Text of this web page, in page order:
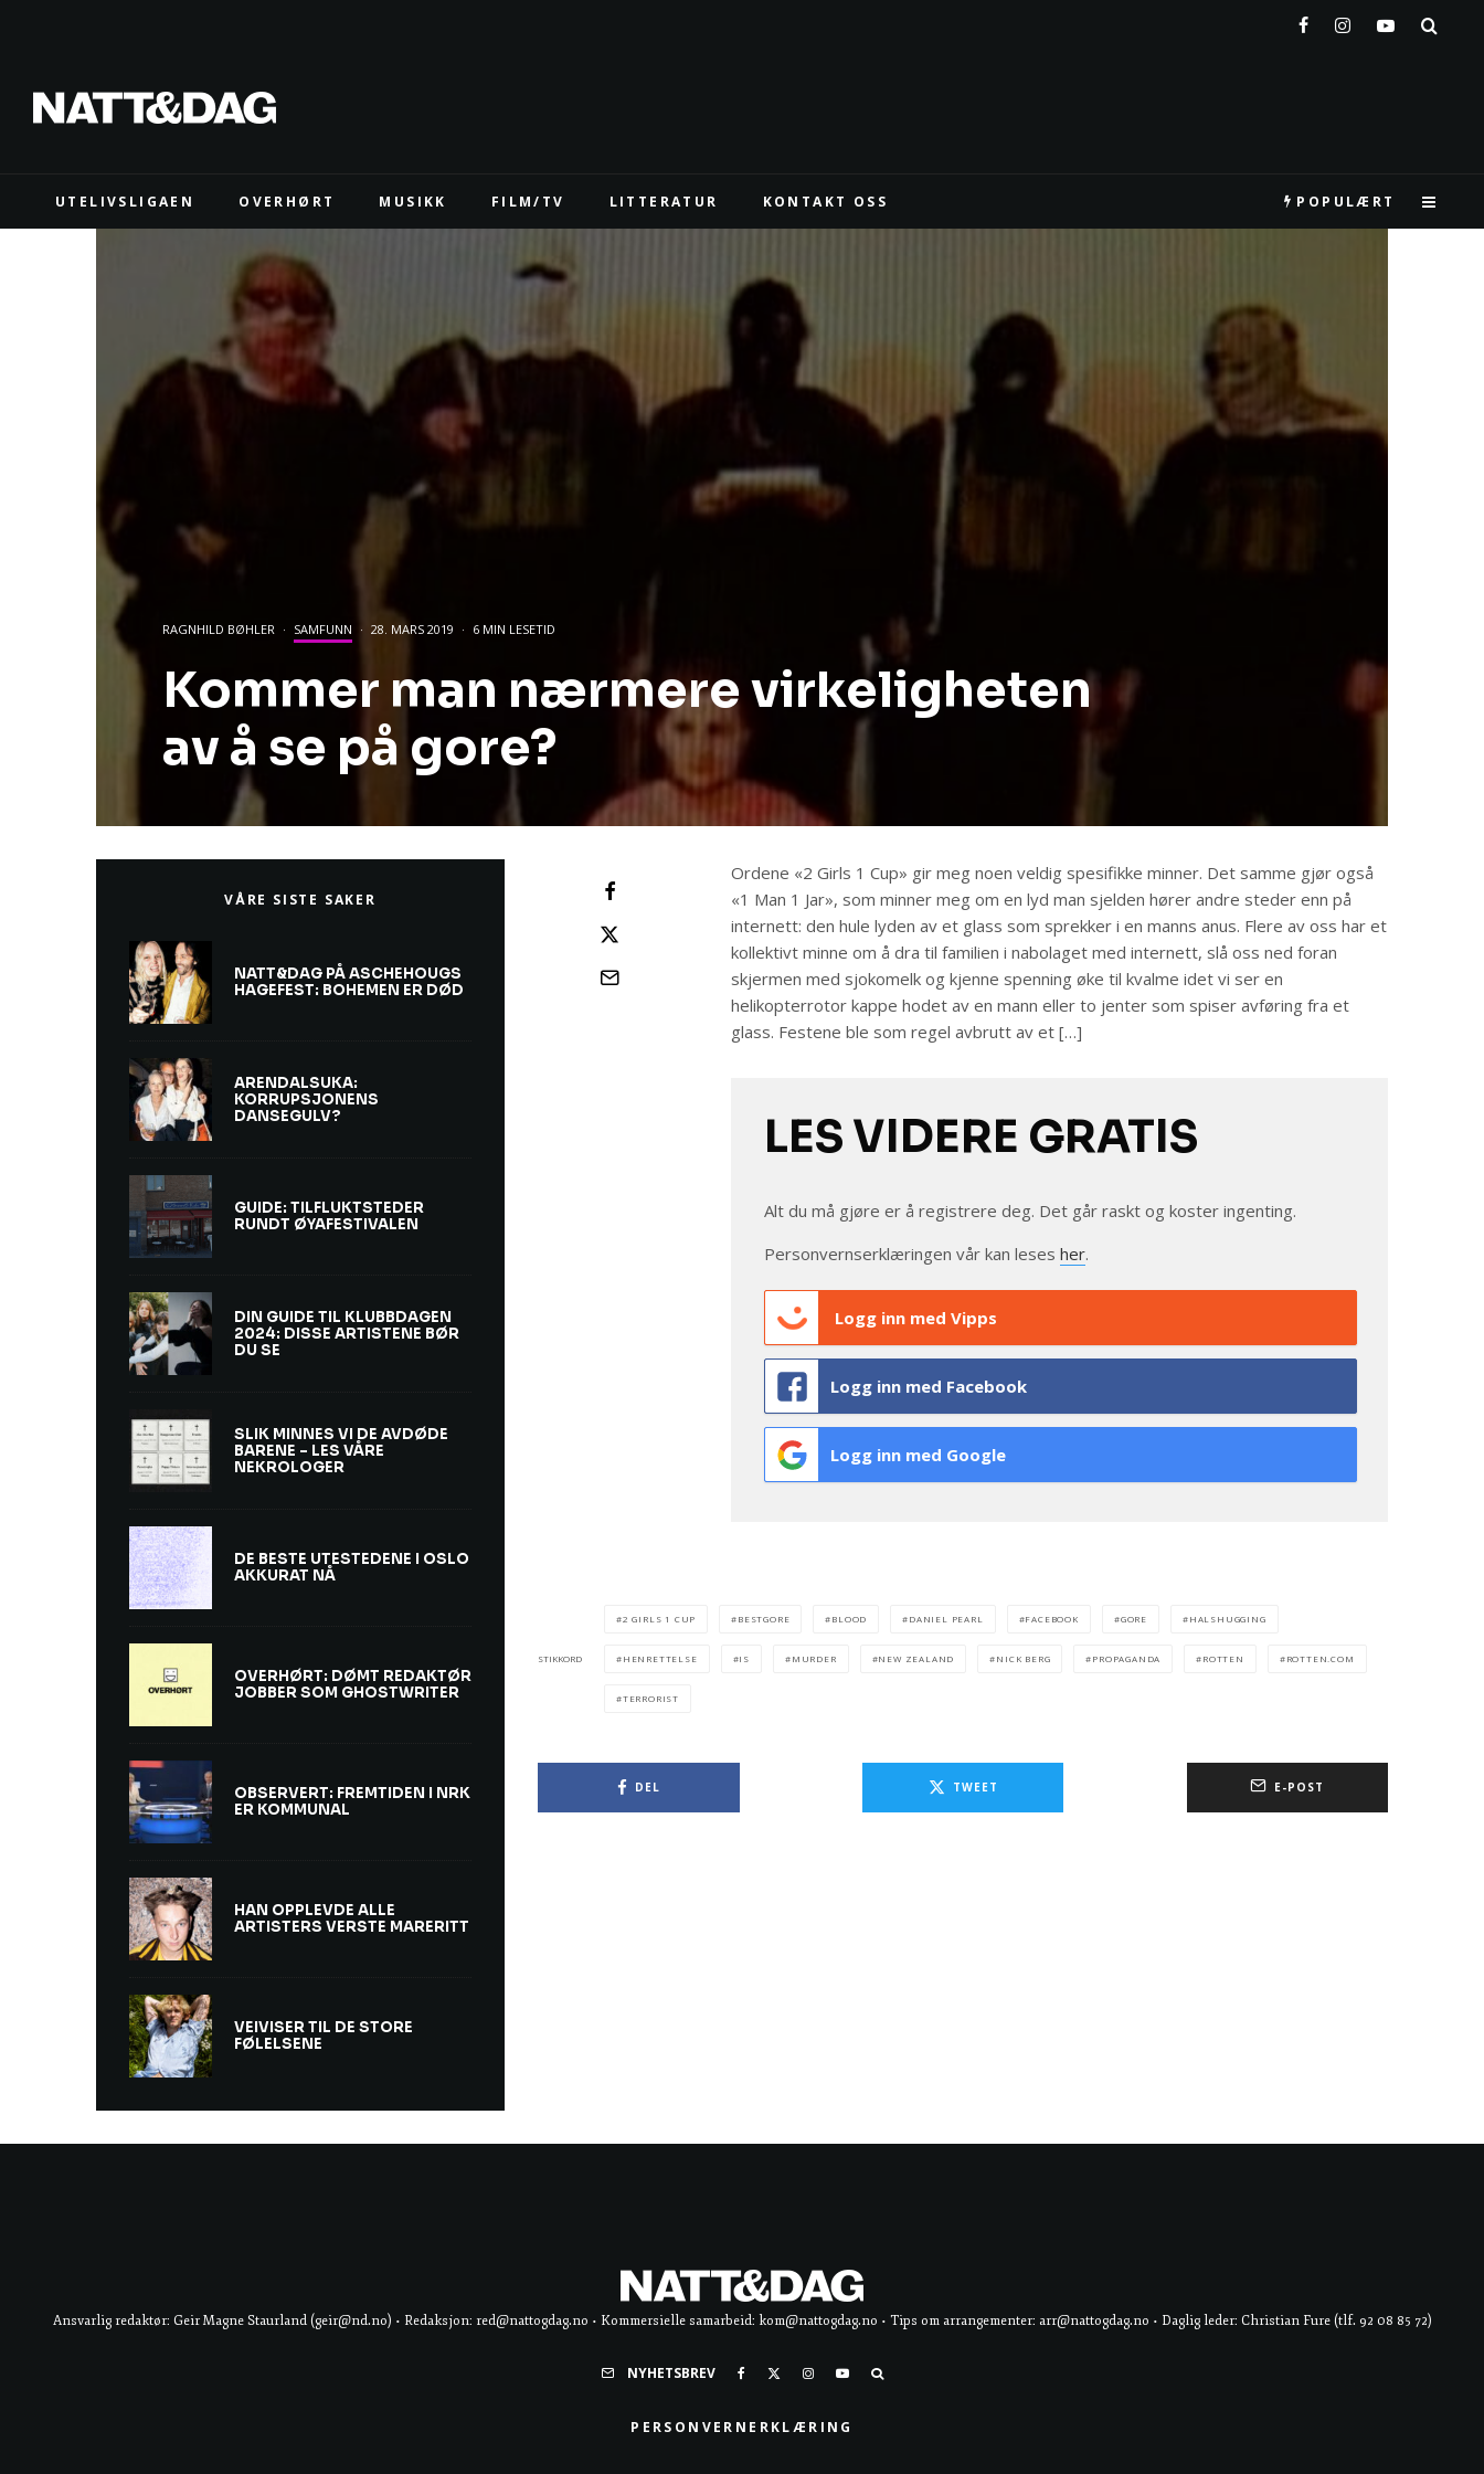
UTELIVSLIGAEN OVERHØRT MUSIKK FILM/TV LITTERATUR KONTAKT OSS POPULÆRT
RAGNHILD BØHLER · SAMFUNN · 28. MARS 2019 · 6 MIN LESETID
Kommer man nærmere virkeligheten
av å se på gore?
Ordene «2 Girls 1 Cup» gir meg noen veldig spesifikke minner. Det samme gjør også
«1 Man 1 Jar», som minner meg om en lyd man sjelden hører andre steder enn på
internett: den hule lyden av et glass som sprekker i en manns anus. Flere av oss har et
kollektivt minne om å dra til familien i nabolaget med internett, slå oss ned foran
skjermen med sjokomelk og kjenne spenning øke til kvalme idet vi ser en
helikopterrotor kappe hodet av en mann eller to jenter som spiser avføring fra et
glass. Festene ble som regel avbrutt av et […]
LES VIDERE GRATIS
Alt du må gjøre er å registrere deg. Det går raskt og koster ingenting.
Personvernserklæringen vår kan leses her.
Logg inn med Vipps
Logg inn med Facebook
Logg inn med Google
STIKKORD
2 GIRLS 1 CUP BESTGORE BLOOD DANIEL PEARL FACEBOOK GORE HALSHUGGING
HENRETTELSE IS MURDER NEW ZEALAND NICK BERG PROPAGANDA ROTTEN ROTTEN.COM
TERRORIST
DEL TWEET E-POST
VÅRE SISTE SAKER
NATT&DAG PÅ ASCHEHOUGS
HAGEFEST: BOHEMEN ER DØD
ARENDALSUKA:
KORRUPSJONENS
DANSEGULV?
GUIDE: TILFLUKTSTEDER
RUNDT ØYAFESTIVALEN
DIN GUIDE TIL KLUBBDAGEN
2024: DISSE ARTISTENE BØR
DU SE
SLIK MINNES VI DE AVDØDE
BARENE – LES VÅRE
NEKROLOGER
DE BESTE UTESTEDENE I OSLO
AKKURAT NÅ
OVERHØRT: DØMT REDAKTØR
JOBBER SOM GHOSTWRITER
OBSERVERT: FREMTIDEN I NRK
ER KOMMUNAL
HAN OPPLEVDE ALLE
ARTISTERS VERSTE MARERITT
VEIVISER TIL DE STORE
FØLELSENE
Ansvarlig redaktør: Geir Magne Staurland (geir@nd.no) • Redaksjon: red@nattogdag.no • Kommersielle samarbeid: kom@nattogdag.no • Tips om arrangementer: arr@nattogdag.no • Daglig leder: Christian Fure (tlf. 92 08 85 72)
NYHETSBREV
PERSONVERNERKLÆRING